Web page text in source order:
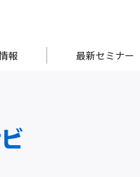
報 最新セミナー